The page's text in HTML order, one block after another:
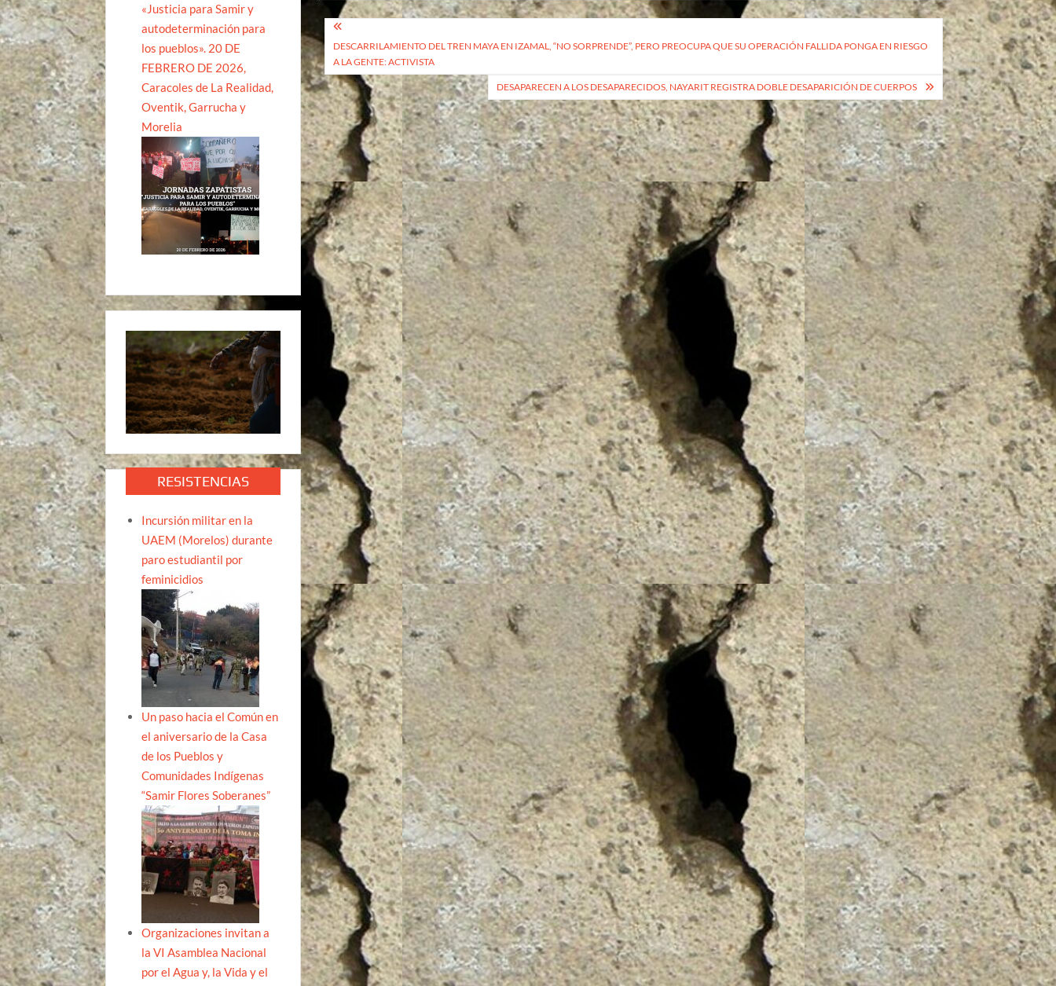
Navegación
de
entradas
DESCARRILAMIENTO DEL TREN MAYA EN IZAMAL, “NO SORPRENDE”, PERO PREOCUPA QUE SU OPERACIÓN FALLIDA PONGA EN RIESGO
A LA GENTE: ACTIVISTA
DESAPARECEN A LOS DESAPARECIDOS, NAYARIT REGISTRA DOBLE DESAPARICIÓN DE CUERPOS
«Justicia para Samir y
autodeterminación para
los pueblos». 20 DE
FEBRERO DE 2026,
Caracoles de La Realidad,
Oventik, Garrucha y
Morelia
RESISTENCIAS
Incursión militar en la
UAEM (Morelos) durante
paro estudiantil por
feminicidios
Un paso hacia el Común en
el aniversario de la Casa
de los Pueblos y
Comunidades Indígenas
“Samir Flores Soberanes”
Organizaciones invitan a
la VI Asamblea Nacional
por el Agua y, la Vida y el